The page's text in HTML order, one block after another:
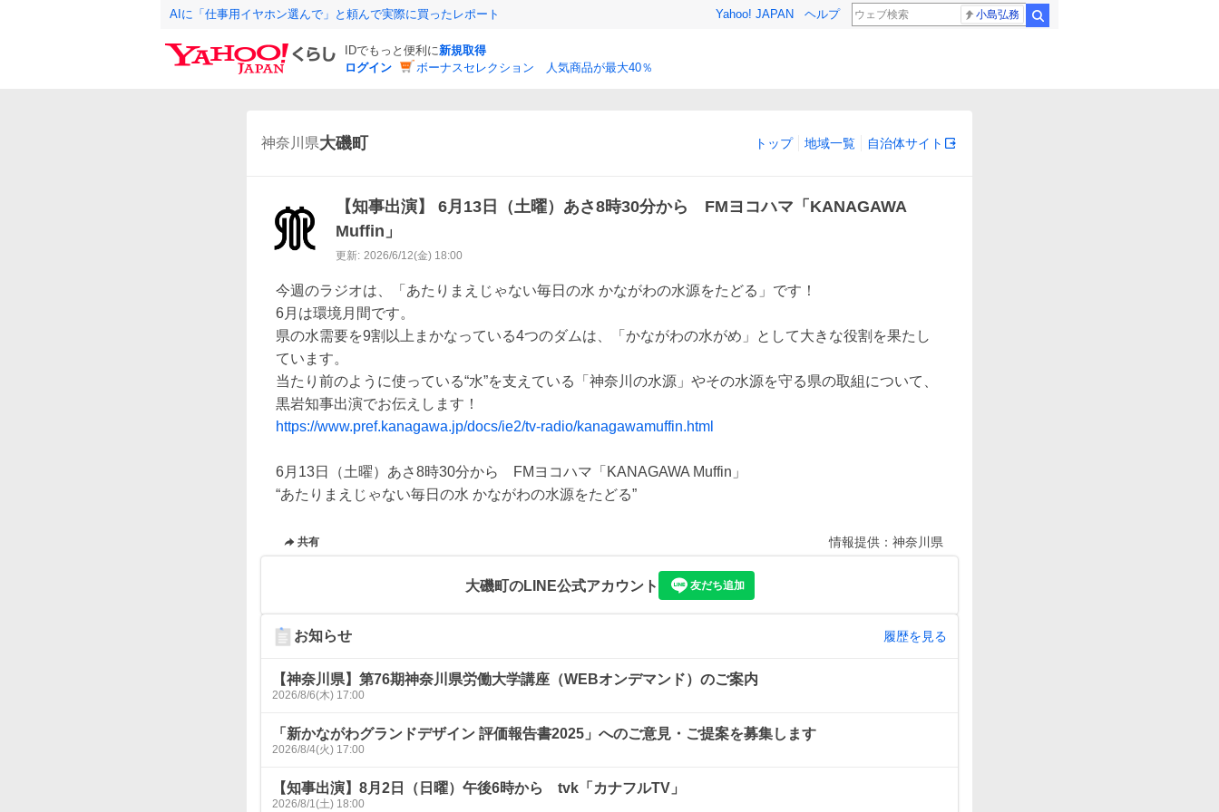
AIに「仕事用イヤホン選んで」と頼んで実際に買ったレポート Yahoo! JAPAN ヘルプ 小島弘務
IDでもっと便利に新規取得
ログイン
ボーナスセレクション 人気商品が最大40％
神奈川県大磯町 トップ 地域一覧 自治体サイト
【知事出演】 6月13日（土曜）あさ8時30分から FMヨコハマ「KANAGAWA
Muffin」
更新: 2026/6/12(金) 18:00
今週のラジオは、「あたりまえじゃない毎日の水 かながわの水源をたどる」です！
6月は環境月間です。
県の水需要を9割以上まかなっている4つのダムは、「かながわの水がめ」として大きな役割を果たし
ています。
当たり前のように使っている“水”を支えている「神奈川の水源」やその水源を守る県の取組について、
https://www.pref.kanagawa.jp/docs/ie2/tv-radio/kanagawamuffin.html
6月13日（土曜）あさ8時30分から　FMヨコハマ「KANAGAWA Muffin」
共有 情報提供： 神奈川県
大磯町のLINE公式アカウント 友だち追加
お知らせ 履歴を見る
【神奈川県】第76期神奈川県労働大学講座（WEBオンデマンド）のご案内
2026/8/6(木) 17:00
「新かながわグランドデザイン 評価報告書2025」へのご意見・ご提案を募集します
2026/8/4(火) 17:00
【知事出演】8月2日（日曜）午後6時から tvk「カナフルTV」
2026/8/1(土) 18:00